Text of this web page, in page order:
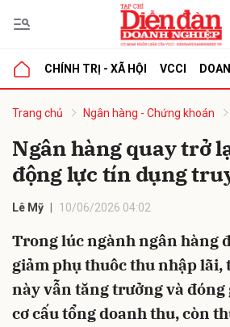
CHÍNH TRỊ - XÃ HỘI VCCI
Trang chủ Ngân hàng - Chứng khoán
Ngân hàng quay trở
động lực tín dụng
Lê Mỹ 10/06/2026 04:02
Trong lúc ngành ngân hàng
giảm phụ thuôc thu nhập lãi,
này vẫn tăng trưởng và
cơ cấu tổng doanh thu, còn
luận